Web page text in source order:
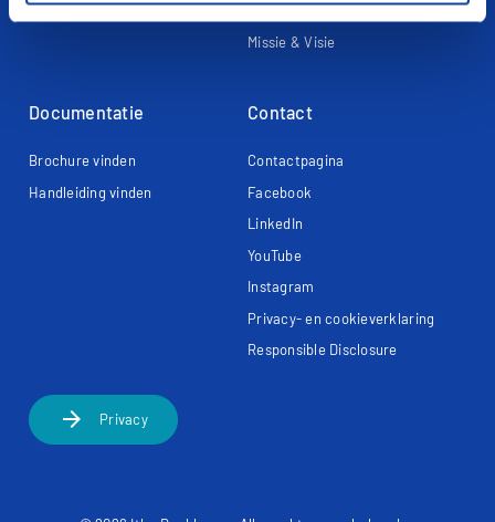
Thermostaten en Regelaars
Garantie registreren
Missie & Visie
Documentatie
Brochure vinden
Handleiding vinden
Contact
Contactpagina
Facebook
LinkedIn
YouTube
Instagram
Privacy- en cookieverklaring
Responsible Disclosure
arrow_forward Privacy